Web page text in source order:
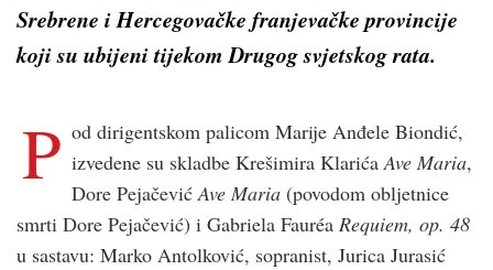
Srebrene i Hercegovačke franjevačke provincije
koji su ubijeni tijekom Drugog svjetskog rata.
P od dirigentskom palicom Marije Anđele Biondić,
izvedene su skladbe Krešimira KlarićaAve Maria,
Dore PejačevićAve Maria (povodom obljetnice
smrti Dore Pejačević) i Gabriela Fauréa Requiem, op. 48
u sastavu: Marko Antolković, sopranist, Jurica Jurasić